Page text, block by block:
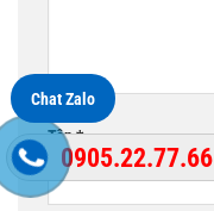
Tên*
Chat Zalo
0905.22.77.66